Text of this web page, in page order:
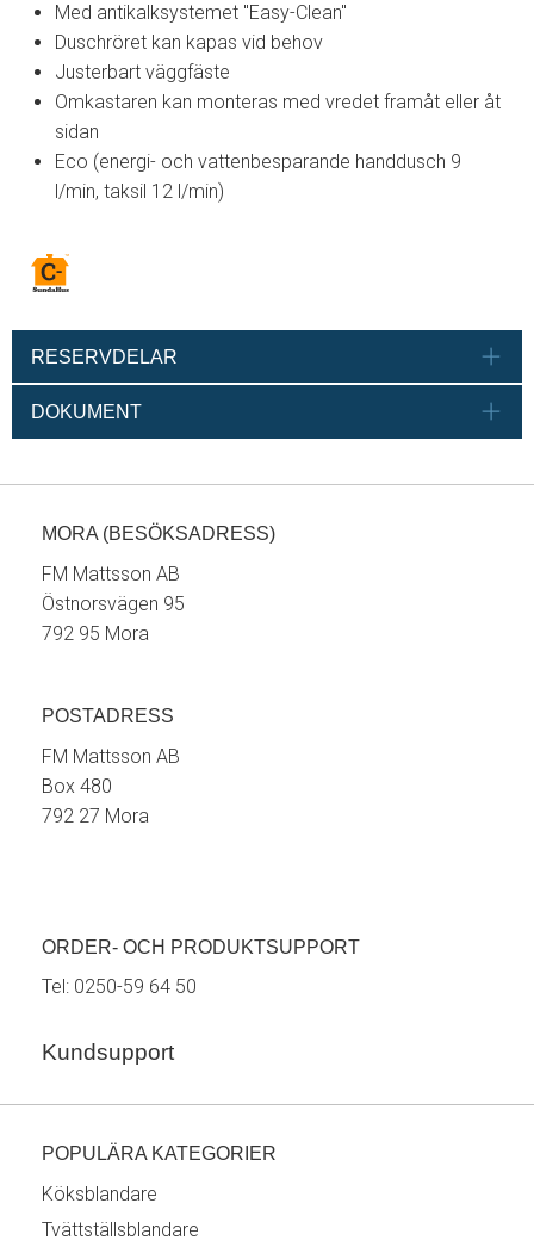
Med antikalksystemet "Easy-Clean"
Duschröret kan kapas vid behov
Justerbart väggfäste
Omkastaren kan monteras med vredet framåt eller åt
sidan
Eco (energi- och vattenbesparande handdusch 9
l/min, taksil 12 l/min)
RESERVDELAR
DOKUMENT
MORA (BESÖKSADRESS)
FM Mattsson AB
Östnorsvägen 95
792 95 Mora
POSTADRESS
FM Mattsson AB
Box 480
792 27 Mora
ORDER- OCH PRODUKTSUPPORT
Tel: 0250-59 64 50
Kundsupport
POPULÄRA KATEGORIER
Köksblandare
Tvättställsblandare